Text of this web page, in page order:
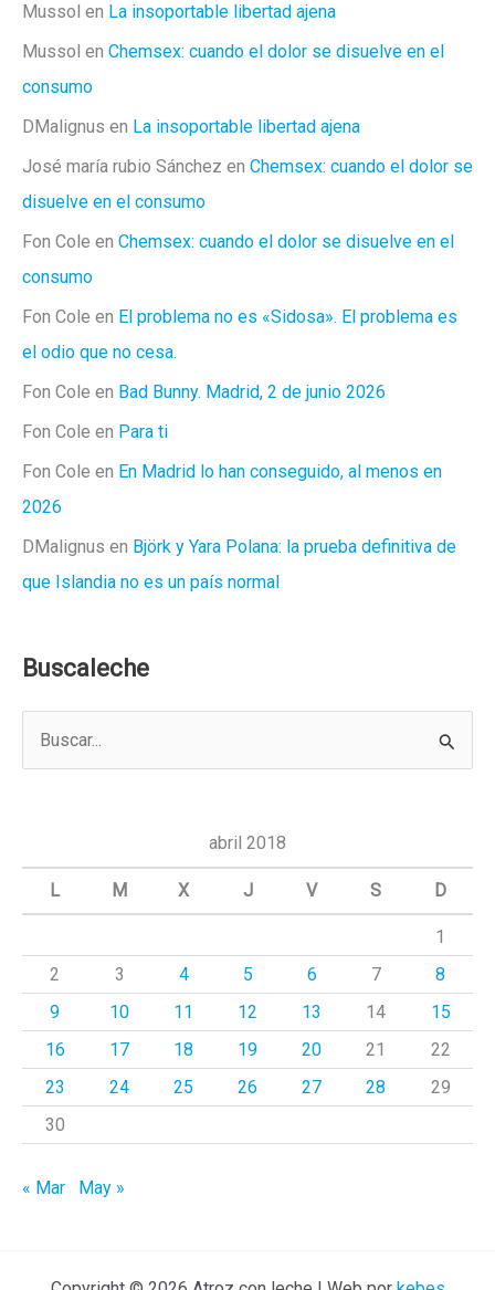
Mussol en La insoportable libertad ajena
Mussol en Chemsex: cuando el dolor se disuelve en el
consumo
DMalignus en La insoportable libertad ajena
José maría rubio Sánchez en Chemsex: cuando el dolor se
disuelve en el consumo
Fon Cole en Chemsex: cuando el dolor se disuelve en el
consumo
Fon Cole en El problema no es «Sidosa». El problema es
el odio que no cesa.
Fon Cole en Bad Bunny. Madrid, 2 de junio 2026
Fon Cole en Para ti
Fon Cole en En Madrid lo han conseguido, al menos en
2026
DMalignus en Björk y Yara Polana: la prueba definitiva de
que Islandia no es un país normal
Buscaleche
a
abril 2018
L M X J V S D
1
2
3 4 5 6 7
8
9
10 11 12 13 14
15
16
17 18 19 20 21
22
23
24 25 26 27 28
29
30
« Mar May »